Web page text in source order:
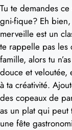
Tu te demandes
gni-fique? Eh
merveille est un
te rappelle pas les
famille, alors tu
douce et veloutée,
à ta créativité.
des copeaux de
as un plat qui peut
une fête